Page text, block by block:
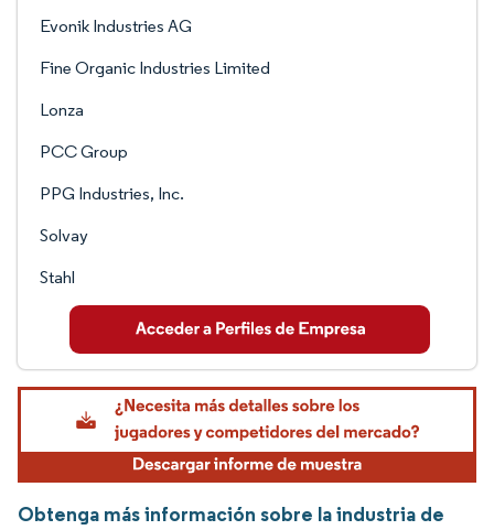
Evonik Industries AG
Fine Organic Industries Limited
Lonza
PCC Group
PPG Industries, Inc.
Solvay
Stahl
Obtenga más información sobre la industria de